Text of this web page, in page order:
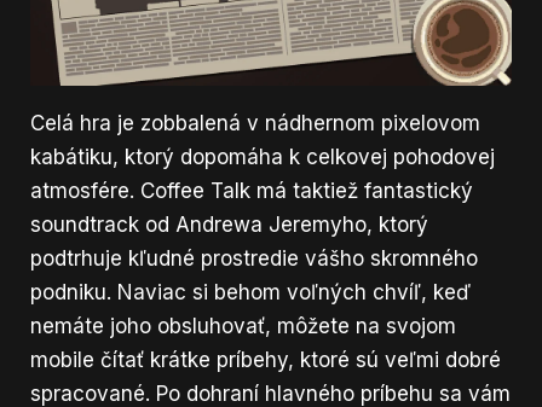
Celá hra je zobbalená v nádhernom pixelovom
kabátiku, ktorý dopomáha k celkovej pohodovej
atmosfére. Coffee Talk má taktiež fantastický
soundtrack od Andrewa Jeremyho, ktorý
podtrhuje kľudné prostredie vášho skromného
podniku. Naviac si behom voľných chvíľ, keď
nemáte joho obsluhovať, môžete na svojom
mobile čítať krátke príbehy, ktoré sú veľmi dobré
spracované. Po dohraní hlavného príbehu sa vám